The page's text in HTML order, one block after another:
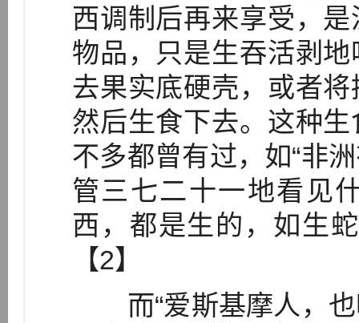
西调制后再来享受，
物品，只是生吞活剥
去果实底硬壳，或者
然后生食下去。这种
不多都曾有过，如“非
管三七二十一地看见
西，都是生的，如生
【2】
而“爱斯基摩人，也